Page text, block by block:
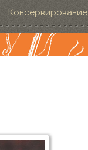
Консервирование